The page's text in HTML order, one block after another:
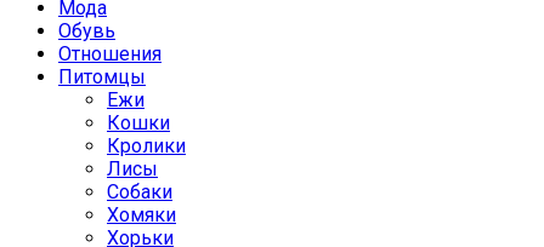
Мода
Обувь
Отношения
Питомцы
Ежи
Кошки
Кролики
Лисы
Собаки
Хомяки
Хорьки